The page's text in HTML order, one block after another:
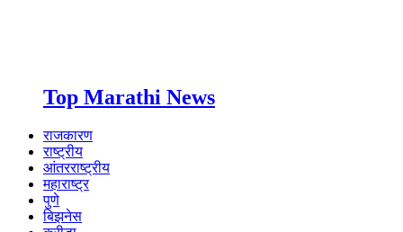
Top Marathi News
राजकारण
राष्ट्रीय
आंतरराष्ट्रीय
महाराष्ट्र
पुणे
बिझनेस